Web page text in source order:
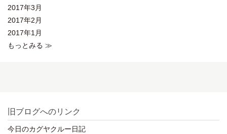
2017年3月
2017年2月
2017年1月
もっとみる ≫
旧ブログへのリンク
今日のカグヤクルー日記